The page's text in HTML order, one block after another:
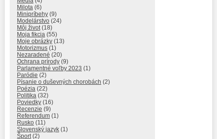
Milota (6)
Minipríbehy (9)
Modelárstvo (24)
Môj život (18)
Moja fikcia (55)
Moje obrázky (13)
Motorizmus (1)
Nezaradené (20)
Ochrana prírody (9)
Parlamentné voľby 2023 (1)
Paródie (2)
Písanie o duševných chorobách (2)
Poézia (22)
Politika (32)
Poviedky (16)
Recenzie (9)
Referendum (1)
Rusko (11)
Slovenský jazyk (1)
Šport (2)